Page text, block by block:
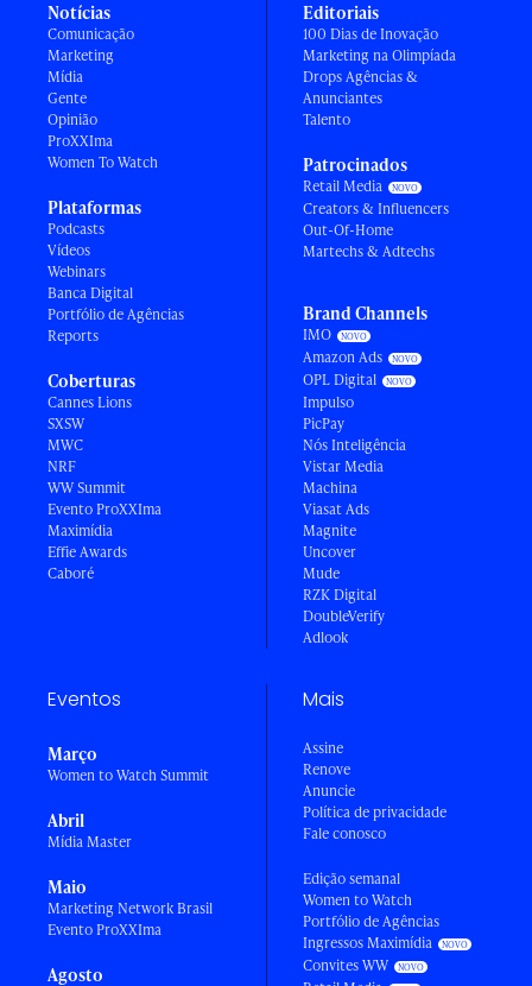
Notícias
Comunicação
Marketing
Mídia
Gente
Opinião
ProXXIma
Women To Watch
Plataformas
Podcasts
Vídeos
Webinars
Banca Digital
Portfólio de Agências
Reports
Coberturas
Cannes Lions
SXSW
MWC
NRF
WW Summit
Evento ProXXIma
Maximídia
Effie Awards
Caboré
Editoriais
100 Dias de Inovação
Marketing na Olimpíada
Drops Agências &
Anunciantes
Talento
Patrocinados
Retail Media
Creators & Influencers
Out-Of-Home
Martechs & Adtechs
Brand Channels
IMO
Amazon Ads
OPL Digital
Impulso
PicPay
Nós Inteligência
Vistar Media
Machina
Viasat Ads
Magnite
Uncover
Mude
RZK Digital
DoubleVerify
Adlook
Eventos
Março
Women to Watch Summit
Abril
Mídia Master
Maio
Marketing Network Brasil
Evento ProXXIma
Agosto
Mais
Assine
Renove
Anuncie
Política de privacidade
Fale conosco
Edição semanal
Women to Watch
Portfólio de Agências
Ingressos Maximídia
Convites WW